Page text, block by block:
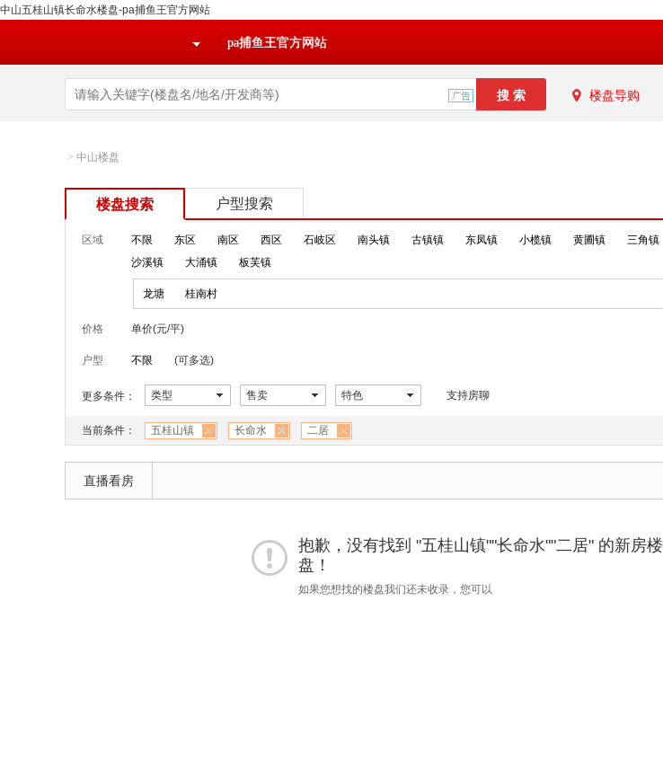
中山五桂山镇长命水楼盘-pa捕鱼王官方网站
pa捕鱼王官方网站
楼盘导购
> 中山楼盘
楼盘搜索 户型搜索
区域 不限 东区 南区 西区 石岐区 南头镇 古镇镇 东凤镇 小榄镇 黄圃镇 三角镇
沙溪镇
大涌镇 板芙镇
龙塘 桂南村
价格 单价(元/平)
户型 不限 (可多选)
更多条件： 类型 售卖 特色 支持房聊
当前条件： 五桂山镇 长命水 二居
直播看房
抱歉，没有找到 "五桂山镇""长命水""二居" 的新房楼
盘！
如果您想找的楼盘我们还未收录，您可以